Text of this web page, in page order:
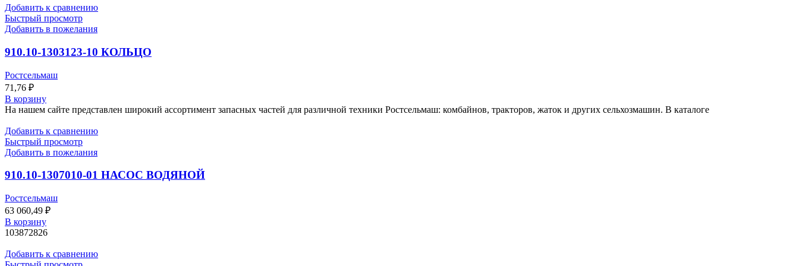
Добавить к сравнению
Быстрый просмотр
Добавить в пожелания
910.10-1303123-10 КОЛЬЦО
Ростсельмаш
71,76 ₽
В корзину
На нашем сайте представлен широкий ассортимент запасных частей для различной техники Ростсельмаш: комбайнов, тракторов, жаток и других сельхозмашин. В каталоге
Добавить к сравнению
Быстрый просмотр
Добавить в пожелания
910.10-1307010-01 НАСОС ВОДЯНОЙ
Ростсельмаш
63 060,49 ₽
В корзину
103872826
Добавить к сравнению